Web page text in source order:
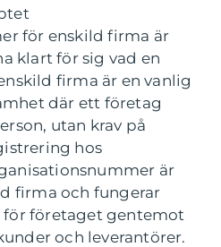
för enskild firma är
klart för sig vad en
firma är en vanlig
där ett företag
utan krav på
hos
är
firma och fungerar
för företaget gentemot
och leverantörer.